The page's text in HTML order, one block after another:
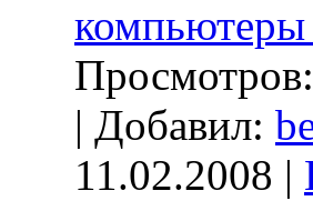
компьютеры
Просмотров:
| Добавил:
11.02.2008 |